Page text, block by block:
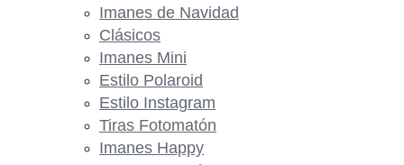
Imanes de Navidad
Clásicos
Imanes Mini
Estilo Polaroid
Estilo Instagram
Tiras Fotomatón
Imanes Happy